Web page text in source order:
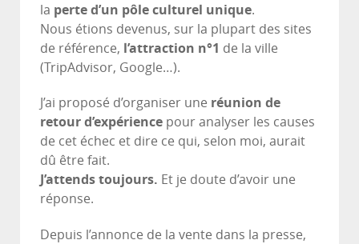
la perte d’un pôle culturel unique.
Nous étions devenus, sur la plupart des sites
de référence, l’attraction n°1 de la ville
(TripAdvisor, Google…).
J’ai proposé d’organiser une réunion de
retour d’expérience pour analyser les causes
de cet échec et dire ce qui, selon moi, aurait
dû être fait.
J’attends toujours. Et je doute d’avoir une
réponse.
Depuis l’annonce de la vente dans la presse,